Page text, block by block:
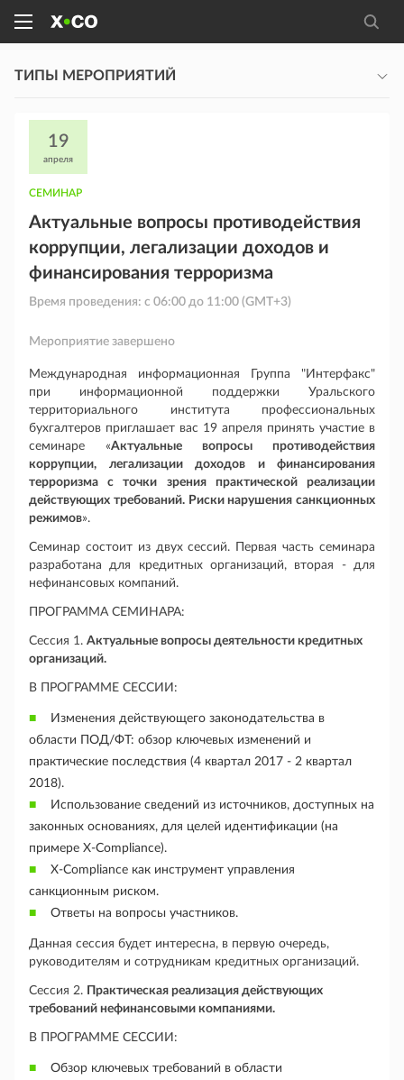
ТИПЫ МЕРОПРИЯТИЙ
19
апреля
СЕМИНАР
Актуальные вопросы противодействия
коррупции, легализации доходов и
финансирования терроризма
Время проведения: с 06:00 до 11:00 (GMT+3)
Мероприятие завершено
Международная информационная Группа "Интерфакс"
при информационной поддержки Уральского
территориального института профессиональных
бухгалтеров приглашает вас 19 апреля принять участие в
семинаре «Актуальные вопросы противодействия
коррупции, легализации доходов и финансирования
терроризма с точки зрения практической реализации
действующих требований. Риски нарушения санкционных
режимов».
Семинар состоит из двух сессий. Первая часть семинара
разработана для кредитных организаций, вторая - для
нефинансовых компаний.
ПРОГРАММА СЕМИНАРА:
Сессия 1. Актуальные вопросы деятельности кредитных
организаций.
В ПРОГРАММЕ СЕССИИ:
Изменения действующего законодательства в
области ПОД/ФТ: обзор ключевых изменений и
практические последствия (4 квартал 2017 - 2 квартал
2018).
Использование сведений из источников, доступных на
законных основаниях, для целей идентификации (на
примере X-Compliance).
X-Compliance как инструмент управления
санкционным риском.
Ответы на вопросы участников.
Данная сессия будет интересна, в первую очередь,
руководителям и сотрудникам кредитных организаций.
Сессия 2. Практическая реализация действующих
требований нефинансовыми компаниями.
В ПРОГРАММЕ СЕССИИ:
Обзор ключевых требований в области